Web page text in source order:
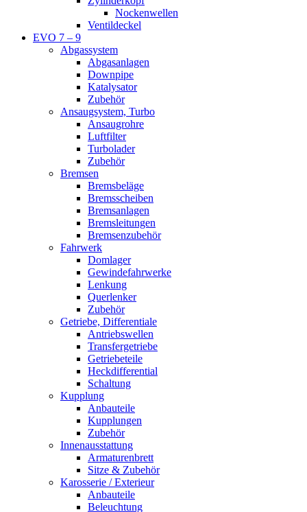
Nockenwellen
Ventildeckel
EVO 7 – 9
Abgassystem
Abgasanlagen
Downpipe
Katalysator
Zubehör
Ansaugsystem, Turbo
Ansaugrohre
Luftfilter
Turbolader
Zubehör
Bremsen
Bremsbeläge
Bremsscheiben
Bremsanlagen
Bremsleitungen
Bremsenzubehör
Fahrwerk
Domlager
Gewindefahrwerke
Lenkung
Querlenker
Zubehör
Getriebe, Differentiale
Antriebswellen
Transfergetriebe
Getriebeteile
Heckdifferential
Schaltung
Kupplung
Anbauteile
Kupplungen
Zubehör
Innenausstattung
Armaturenbrett
Sitze & Zubehör
Karosserie / Exterieur
Anbauteile
Beleuchtung